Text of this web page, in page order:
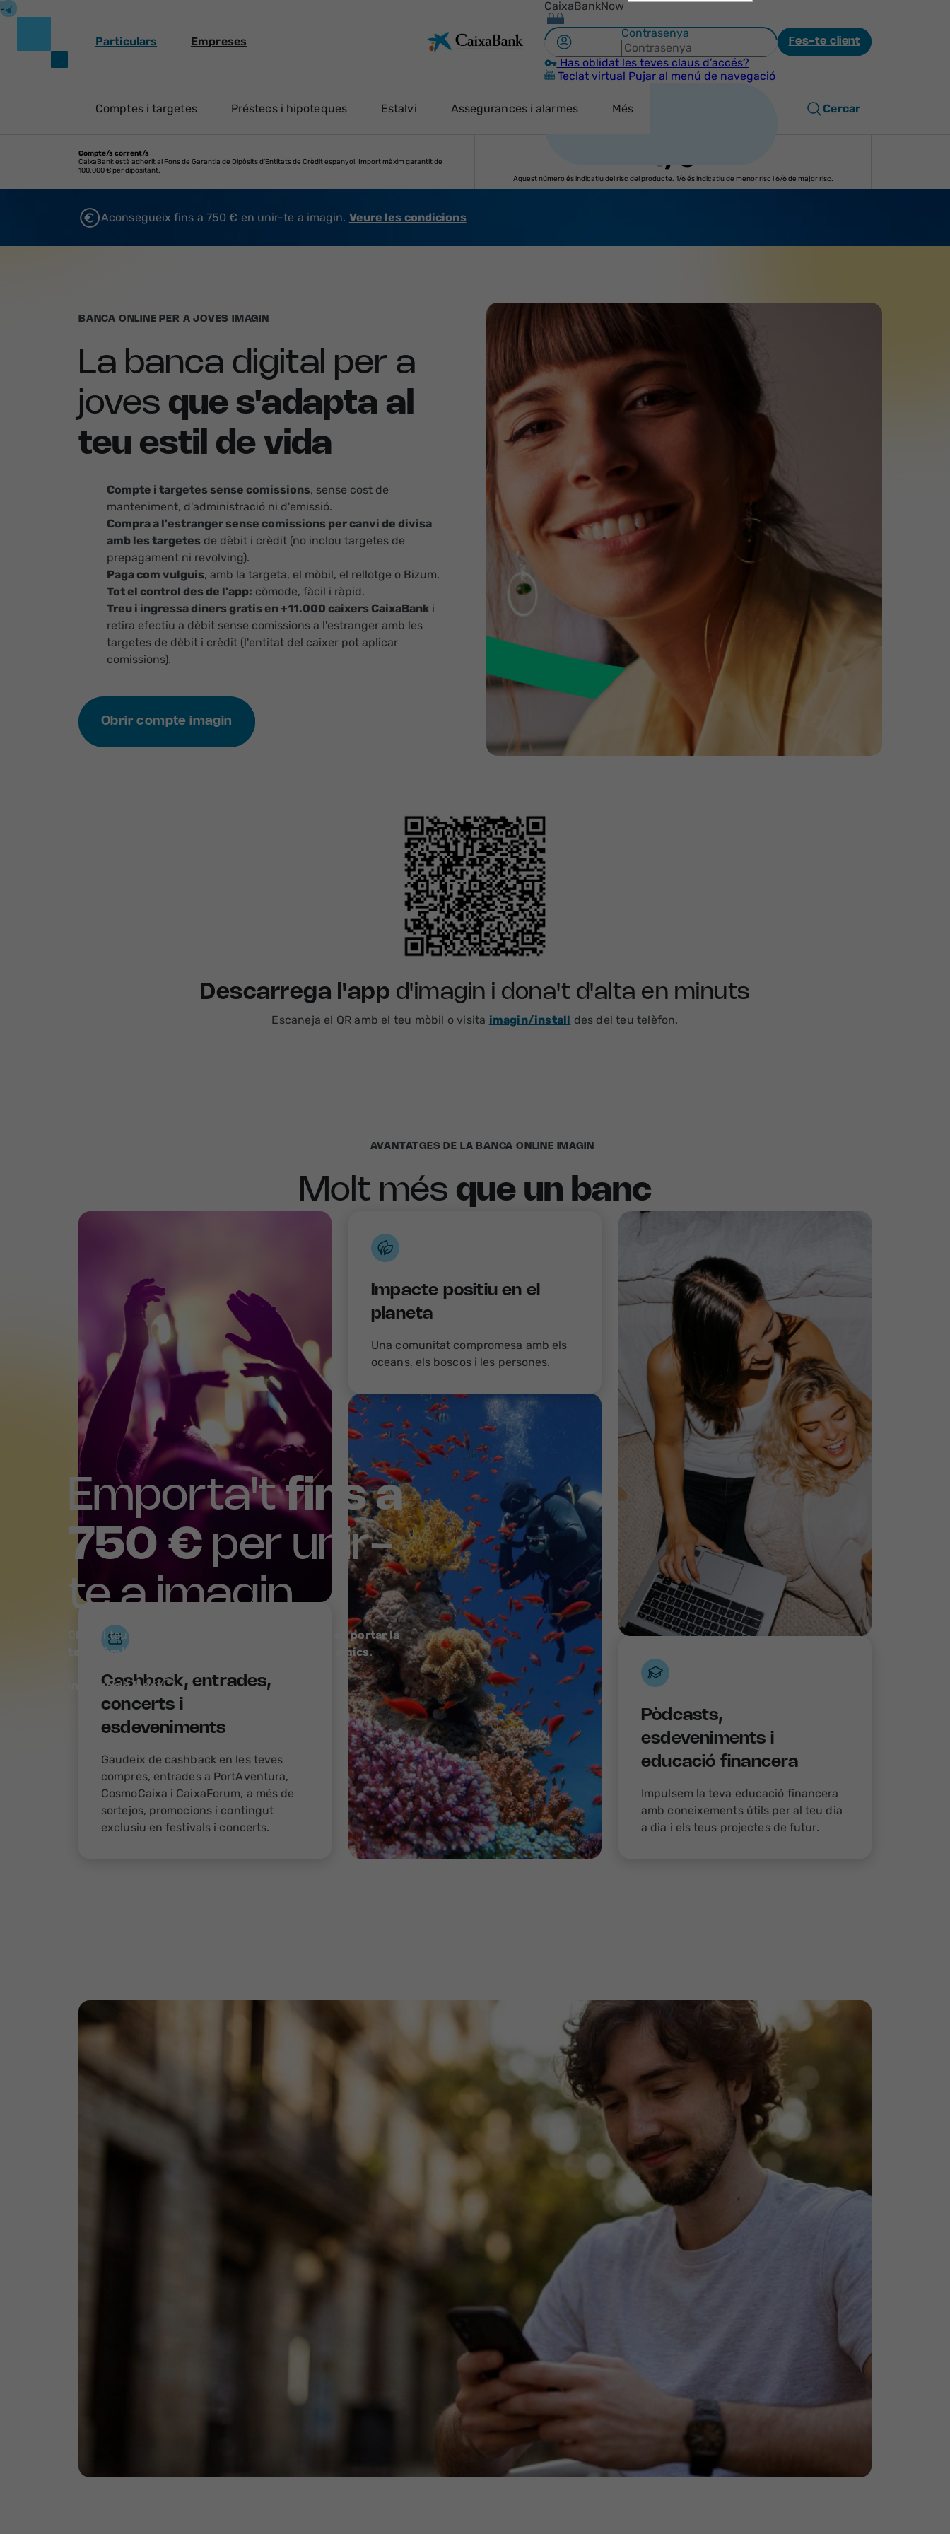
Particulars Empreses
CaixaBankNow
Identificador
Contrasenya
Has oblidat les teves claus d’accés?
Teclat virtual Pujar al menú de navegació
Fes-te client
Comptes i targetes Préstecs i hipoteques Estalvi Assegurances i alarmes Més Cercar
Compte/s corrent/s
CaixaBank està adherit al Fons de Garantia de Dipòsits d'Entitats de Crèdit espanyol. Import màxim garantit de
100.000 € per dipositant.
1/6
Aquest número és indicatiu del risc del producte. 1/6 és indicatiu de menor risc i 6/6 de major risc.
Aconsegueix fins a 750 € en unir-te a imagin. Veure les condicions
BANCA ONLINE PER A JOVES IMAGIN
La banca digital per a
joves que s'adapta al
teu estil de vida
Compte i targetes sense comissions, sense cost de
manteniment, d'administració ni d'emissió.
Compra a l'estranger sense comissions per canvi de divisa
amb les targetes de dèbit i crèdit (no inclou targetes de
prepagament ni revolving).
Paga com vulguis, amb la targeta, el mòbil, el rellotge o Bizum.
Tot el control des de l'app: còmode, fàcil i ràpid.
Treu i ingressa diners gratis en +11.000 caixers CaixaBank i
retira efectiu a dèbit sense comissions a l'estranger amb les
targetes de dèbit i crèdit (l'entitat del caixer pot aplicar
comissions).
Obrir compte imagin
Descarrega l'app d'imagin i dona't d'alta en minuts
Escaneja el QR amb el teu mòbil o visita imagin/install S'obre en una finestra nova
des del teu telèfon.
AVANTATGES DE LA BANCA ONLINE IMAGIN
Molt més que un banc
Cashback, entrades,
concerts i
esdeveniments
Gaudeix de cashback en les teves
compres, entrades a PortAventura,
CosmoCaixa i CaixaForum, a més de
sortejos, promocions i contingut
exclusiu en festivals i concerts.
Impacte positiu en el
planeta
Una comunitat compromesa amb els
oceans, els boscos i les persones.
Pòdcasts,
esdeveniments i
educació financera
Impulsem la teva educació financera
amb coneixements útils per al teu dia
a dia i els teus projectes de futur.
Emporta'tfins a
750 € per unir-
te a imagin
Obre el teu compte imagin i guanya
fins a 250 € en portar la
teva nòmina
fins a 500 € en convidar els teus amics.
Informació legal